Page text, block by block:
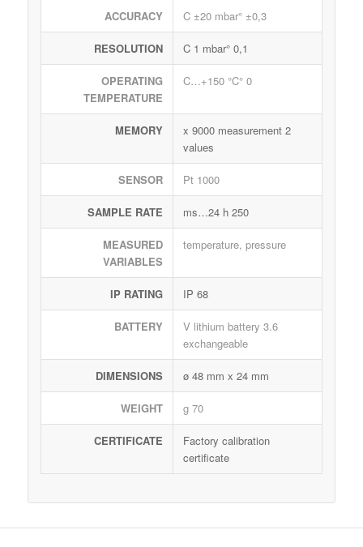
ACCURACY ±0,3 °C ±20 mbar
RESOLUTION 0,1 °C 1 mbar
OPERATING
TEMPERATURE
0 °C…+150 °C
MEMORY
2 x 9000 measurement
values
SENSOR Pt 1000
SAMPLE RATE 250 ms…24 h
MEASURED
VARIABLES
temperature, pressure
IP RATING IP 68
BATTERY
3.6 V lithium battery
exchangeable
DIMENSIONS ø 48 mm x 24 mm
WEIGHT 70 g
CERTIFICATE
Factory calibration
certificate